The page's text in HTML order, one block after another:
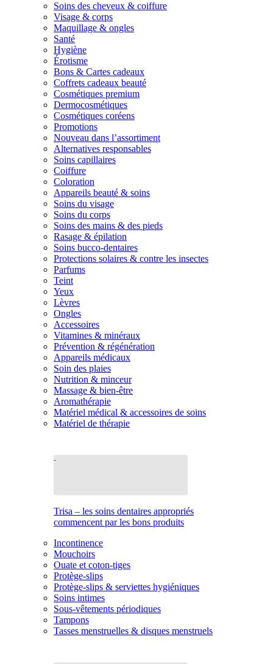
Soins des cheveux & coiffure
Visage & corps
Maquillage & ongles
Santé
Hygiène
Érotisme
Bons & Cartes cadeaux
Coffrets cadeaux beauté
Cosmétiques premium
Dermocosmétiques
Cosmétiques coréens
Promotions
Nouveau dans l’assortiment
Alternatives responsables
Soins capillaires
Coiffure
Coloration
Appareils beauté & soins
Soins du visage
Soins du corps
Soins des mains & des pieds
Rasage & épilation
Soins bucco-dentaires
Protections solaires & contre les insectes
Parfums
Teint
Yeux
Lèvres
Ongles
Accessoires
Vitamines & minéraux
Prévention & régénération
Appareils médicaux
Soin des plaies
Nutrition & minceur
Massage & bien-être
Aromathérapie
Matériel médical & accessoires de soins
Matériel de thérapie
Trisa – les soins dentaires appropriés
commencent par les bons produits
Incontinence
Mouchoirs
Ouate et coton-tiges
Protège-slips
Protège-slips & serviettes hygiéniques
Soins intimes
Sous-vêtements périodiques
Tampons
Tasses menstruelles & disques menstruels